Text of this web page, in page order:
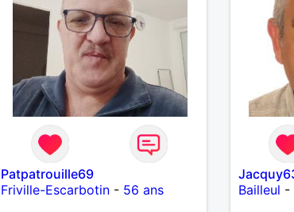
Patpatrouille69
Friville-Escarbotin- 56 ans
Bailleul -